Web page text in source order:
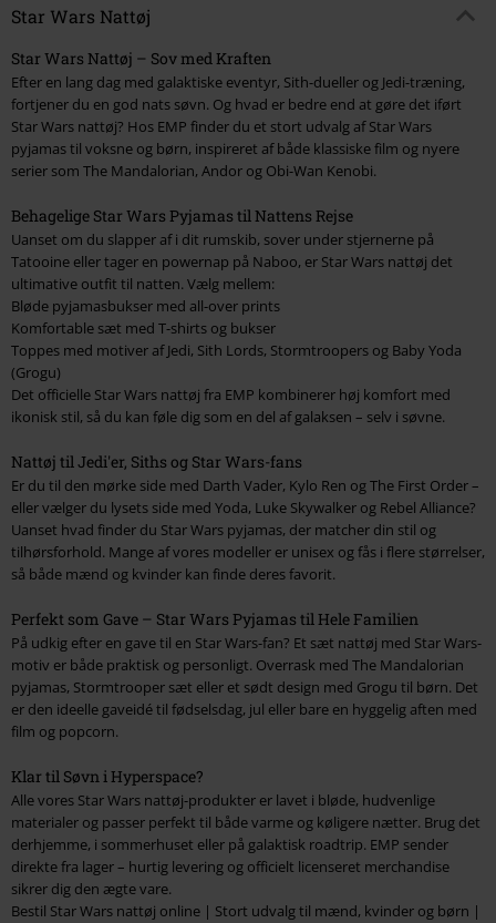
Star Wars Nattøj
Star Wars Nattøj – Sov med Kraften
Efter en lang dag med galaktiske eventyr, Sith-dueller og Jedi-træning,
fortjener du en god nats søvn. Og hvad er bedre end at gøre det iført
Star Wars nattøj? Hos EMP finder du et stort udvalg af Star Wars
pyjamas til voksne og børn, inspireret af både klassiske film og nyere
serier som The Mandalorian, Andor og Obi-Wan Kenobi.
Behagelige Star Wars Pyjamas til Nattens Rejse
Uanset om du slapper af i dit rumskib, sover under stjernerne på
Tatooine eller tager en powernap på Naboo, er Star Wars nattøj det
ultimative outfit til natten. Vælg mellem:
Bløde pyjamasbukser med all-over prints
Komfortable sæt med T-shirts og bukser
Toppes med motiver af Jedi, Sith Lords, Stormtroopers og Baby Yoda
(Grogu)
Det officielle Star Wars nattøj fra EMP kombinerer høj komfort med
ikonisk stil, så du kan føle dig som en del af galaksen – selv i søvne.
Nattøj til Jedi'er, Siths og Star Wars-fans
Er du til den mørke side med Darth Vader, Kylo Ren og The First Order –
eller vælger du lysets side med Yoda, Luke Skywalker og Rebel Alliance?
Uanset hvad finder du Star Wars pyjamas, der matcher din stil og
tilhørsforhold. Mange af vores modeller er unisex og fås i flere størrelser,
så både mænd og kvinder kan finde deres favorit.
Perfekt som Gave – Star Wars Pyjamas til Hele Familien
På udkig efter en gave til en Star Wars-fan? Et sæt nattøj med Star Wars-
motiv er både praktisk og personligt. Overrask med The Mandalorian
pyjamas, Stormtrooper sæt eller et sødt design med Grogu til børn. Det
er den ideelle gaveidé til fødselsdag, jul eller bare en hyggelig aften med
film og popcorn.
Klar til Søvn i Hyperspace?
Alle vores Star Wars nattøj-produkter er lavet i bløde, hudvenlige
materialer og passer perfekt til både varme og køligere nætter. Brug det
derhjemme, i sommerhuset eller på galaktisk roadtrip. EMP sender
direkte fra lager – hurtig levering og officielt licenseret merchandise
sikrer dig den ægte vare.
Bestil Star Wars nattøj online | Stort udvalg til mænd, kvinder og børn |